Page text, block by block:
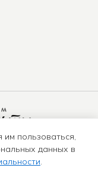
ПД
файлов
пользоваться,
данных в
.